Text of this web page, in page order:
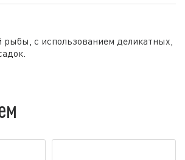
рыбы, с использованием деликатных,